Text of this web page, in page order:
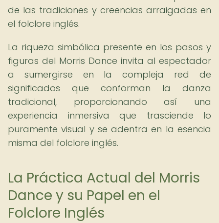
de las tradiciones y creencias arraigadas en
el folclore inglés.
La riqueza simbólica presente en los pasos y
figuras del Morris Dance invita al espectador
a sumergirse en la compleja red de
significados que conforman la danza
tradicional, proporcionando así una
experiencia inmersiva que trasciende lo
puramente visual y se adentra en la esencia
misma del folclore inglés.
La Práctica Actual del Morris
Dance y su Papel en el
Folclore Inglés